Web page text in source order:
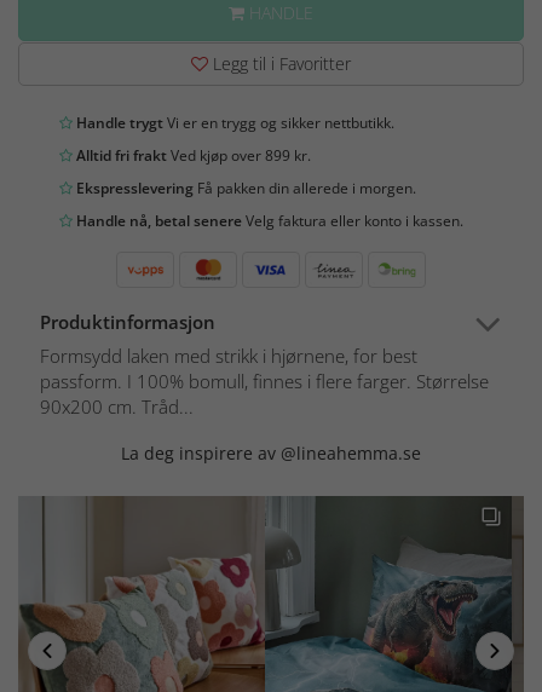
HANDLE
Legg til i Favoritter
Handle trygtVi er en trygg og sikker nettbutikk.
Alltid fri fraktVed kjøp over 899 kr.
Ekspresslevering Få pakken din allerede i morgen.
Handle nå, betal senereVelg faktura eller konto i kassen.
Produktinformasjon
Formsydd laken med strikk i hjørnene, for best
passform. I 100% bomull, finnes i flere farger. Størrelse
90x200 cm. Tråd...
La deg inspirere av @lineahemma.se